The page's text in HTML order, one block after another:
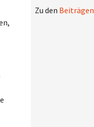
Zu den Beiträgen